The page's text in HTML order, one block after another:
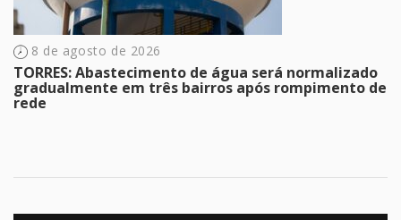
8 de agosto de 2026
TORRES: Abastecimento de água será normalizado
gradualmente em três bairros após rompimento de
rede